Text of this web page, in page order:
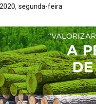
segunda-feira